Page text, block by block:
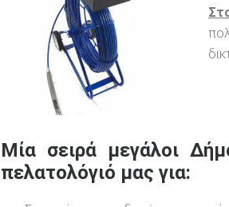
Μία σειρά μεγάλοι
πελατολόγιό μας για: